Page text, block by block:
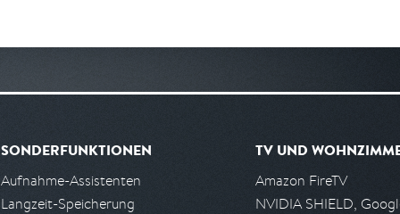
SONDERFUNKTIONEN
Aufnahme-Assistenten
Langzeit-Speicherung
TV UND
Amazon FireTV
NVIDIA SHIELD,